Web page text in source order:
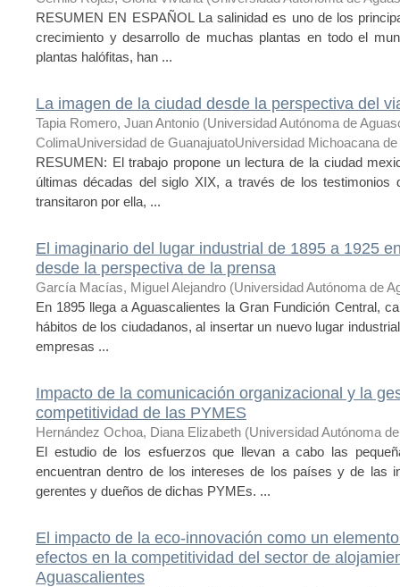
RESUMEN EN ESPAÑOL La salinidad es uno de los
crecimiento y desarrollo de muchas plantas en todo el
plantas halófitas, han ...
La imagen de la ciudad desde la perspectiva del
Tapia Romero, Juan Antonio (Universidad Autónoma de
ColimaUniversidad de GuanajuatoUniversidad Michoacana
RESUMEN: El trabajo propone un lectura de la ciudad
últimas décadas del siglo XIX, a través de los testimonios
transitaron por ella, ...
El imaginario del lugar industrial de 1895 a 1925
desde la perspectiva de la prensa
García Macías, Miguel Alejandro (Universidad Autónoma de
En 1895 llega a Aguascalientes la Gran Fundición Central,
hábitos de los ciudadanos, al insertar un nuevo lugar
empresas ...
Impacto de la comunicación organizacional y la
competitividad de las PYMES
Hernández Ochoa, Diana Elizabeth (Universidad Autónoma
El estudio de los esfuerzos que llevan a cabo las
encuentran dentro de los intereses de los países y de las
gerentes y dueños de dichas PYMEs. ...
El impacto de la eco-innovación como un
efectos en la competitividad del sector de
Aguascalientes